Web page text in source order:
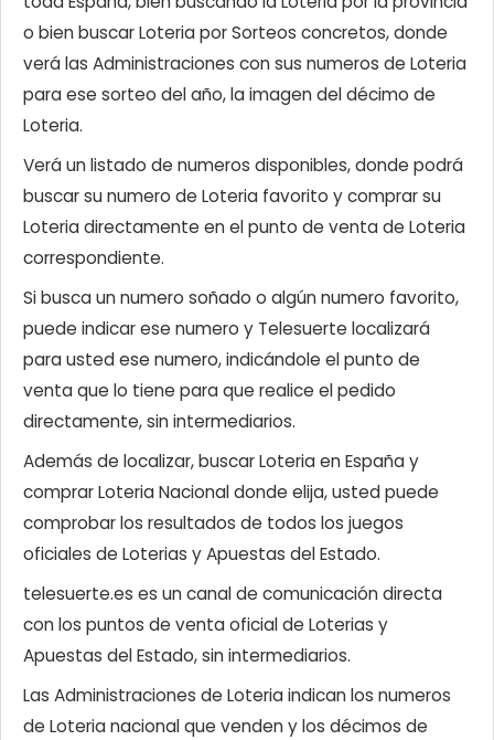
o bien buscar Loteria por Sorteos concretos, donde
verá las Administraciones con sus numeros de Loteria
para ese sorteo del año, la imagen del décimo de
Loteria.
Verá un listado de numeros disponibles, donde podrá
buscar su numero de Loteria favorito y comprar su
Loteria directamente en el punto de venta de Loteria
correspondiente.
Si busca un numero soñado o algún numero favorito,
puede indicar ese numero y Telesuerte localizará
para usted ese numero, indicándole el punto de
venta que lo tiene para que realice el pedido
directamente, sin intermediarios.
Además de localizar, buscar Loteria en España y
comprar Loteria Nacional donde elija, usted puede
comprobar los resultados de todos los juegos
oficiales de Loterias y Apuestas del Estado.
telesuerte.es es un canal de comunicación directa
con los puntos de venta oficial de Loterias y
Apuestas del Estado, sin intermediarios.
Las Administraciones de Loteria indican los numeros
de Loteria nacional que venden y los décimos de